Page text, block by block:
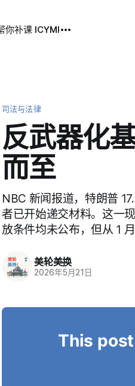
你补课 ICYMI
司法与法律
反武器化
而至
NBC 新闻报道，特朗普
者已开始递交材料。这一
放条件均未公布，但从 1
美轮美换
2026年5月21日
This